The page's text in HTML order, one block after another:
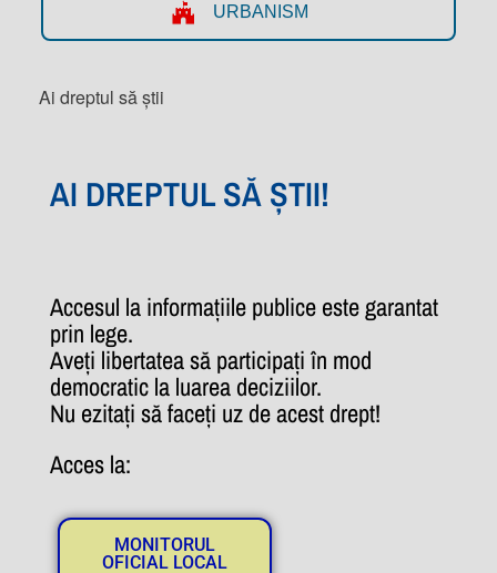
URBANISM
Ai dreptul să știi
AI DREPTUL SĂ ȘTII!
Accesul la informațiile publice este garantat
prin lege.
Aveți libertatea să participați în mod
democratic la luarea deciziilor.
Nu ezitați să faceți uz de acest drept!
Acces la:
MONITORUL
OFICIAL LOCAL